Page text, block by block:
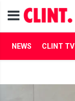
NEWS CLINT TV